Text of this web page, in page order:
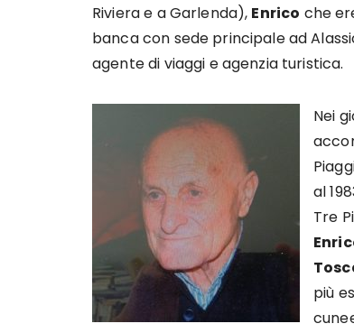
Riviera e a Garlenda), Enrico che
banca con sede principale ad
agente di viaggi e agenzia turistica.
Nei
al
Tre
più